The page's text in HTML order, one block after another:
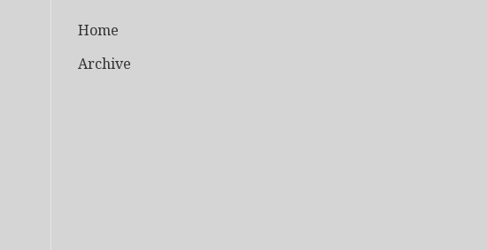
Home
Archive